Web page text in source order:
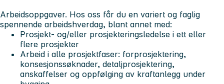
Arbeidsoppgaver. Hos oss får du en variert og faglig
spennende arbeidshverdag, blant annet med:
Prosjekt- og/eller prosjekteringsledelse i ett eller
flere prosjekter
Arbeid i alle prosjektfaser: forprosjektering,
konsesjonssøknader, detaljprosjektering,
anskaffelser og oppfølging av kraftanlegg under